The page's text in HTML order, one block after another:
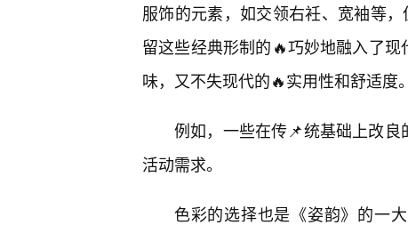
服饰的元素，如交领右衽、宽袖等
留这些经典形制的🔥巧妙地融入了
味，又不失现代的🔥实用性和舒适度。
例如，一些在传📌统基础上改
活动需求。
色彩的选择也是《姿韵》的一